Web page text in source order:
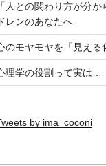
人との関わり方が分か
レンのあなたへ
のモヤモヤを「見える
理学の役割って実は…
by ima_coconi